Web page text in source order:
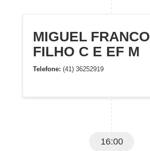
MIGUEL FRANCO
FILHO C E EF M
Telefone: (41) 36252919
16:00